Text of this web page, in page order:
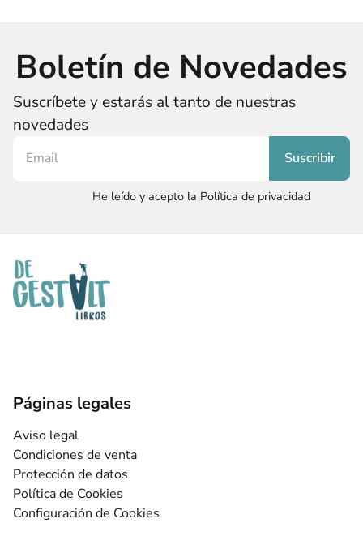
Boletín de Novedades
Suscríbete y estarás al tanto de nuestras
novedades
He leído y acepto la Política de privacidad
Páginas legales
Aviso legal
Condiciones de venta
Protección de datos
Política de Cookies
Configuración de Cookies